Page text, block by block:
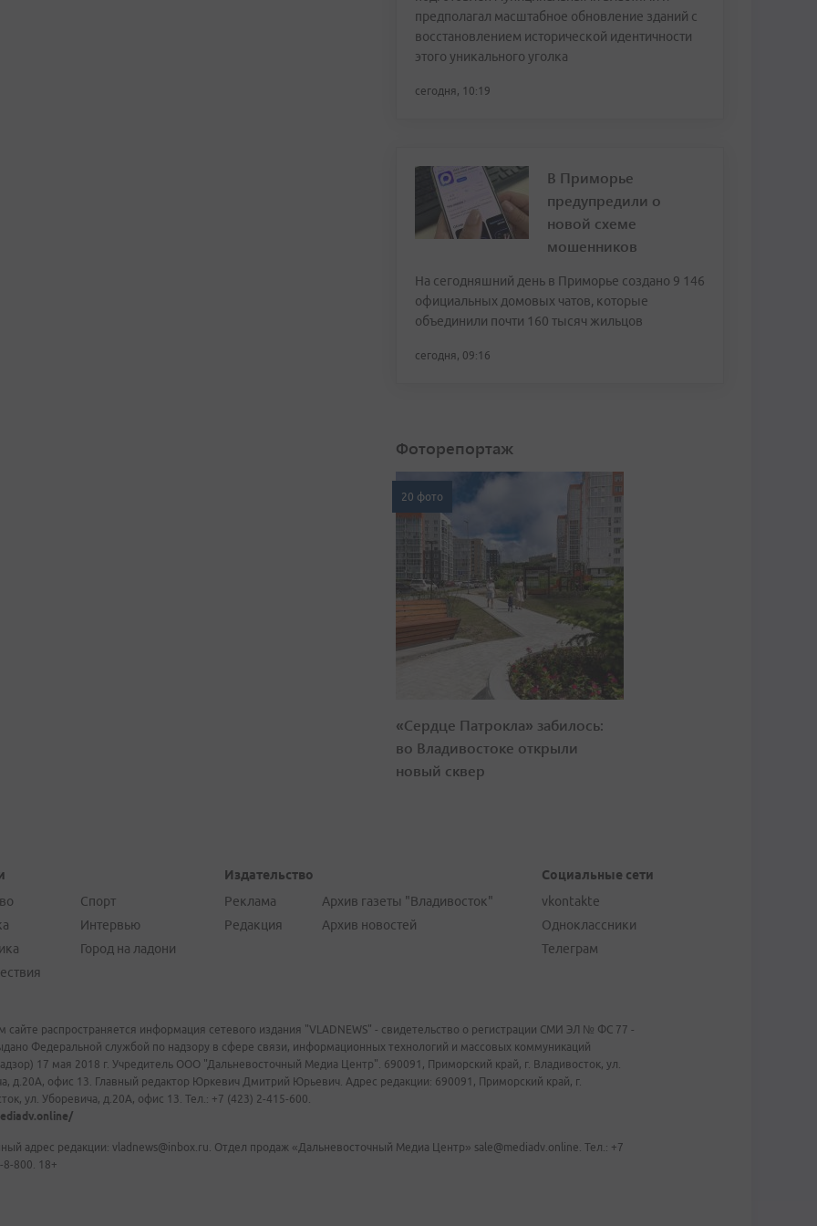
предполагал масштабное обновление зданий с
восстановлением исторической идентичности
этого уникального уголка
сегодня, 10:19
В Приморье
предупредили о
новой схеме
мошенников
На сегодняшний день в Приморье создано 9 146
официальных домовых чатов, которые
объединили почти 160 тысяч жильцов
сегодня, 09:16
Фоторепортаж
20 фото
«Сердце Патрокла» забилось:
во Владивостоке открыли
новый сквер
Спорт
Интервью
Город на ладони
Издательство
Реклама
Редакция
Архив газеты "Владивосток"
Архив новостей
Социальные сети
vkontakte
Одноклассники
Телеграм
сайте распространяется информация сетевого издания "VLADNEWS" - свидетельство о регистрации СМИ ЭЛ № ФС 77 -
Федеральной службой по надзору в сфере связи, информационных технологий и массовых коммуникаций
17 мая 2018 г. Учредитель ООО "Дальневосточный Медиа Центр". 690091, Приморский край, г. Владивосток, ул.
д.20А, офис 13. Главный редактор Юркевич Дмитрий Юрьевич. Адрес редакции: 690091, Приморский край, г.
ул. Уборевича, д.20А, офис 13. Тел.: +7 (423) 2-415-600.
адрес редакции: vladnews@inbox.ru. Отдел продаж «Дальневосточный Медиа Центр» sale@mediadv.online. Тел.: +7
8-800. 18+